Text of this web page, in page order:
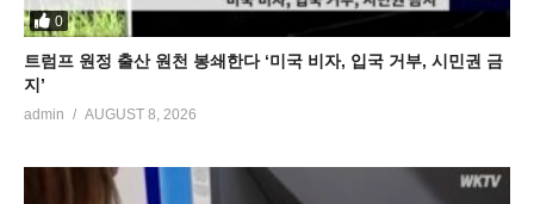
0
트럼프 원정 출산 원천 봉쇄한다 ‘미국 비자, 입국 거부, 시민권 금
지’
admin AUGUST 8, 2026